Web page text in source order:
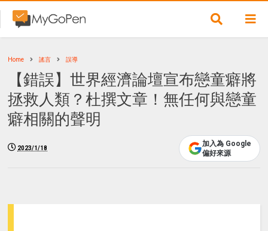
Home 謠言 誤導
【錯誤】世界經濟論壇宣布戀童癖將
拯救人類？杜撰文章！無任何與戀童
癖相關的聲明
2023/1/18
加入為 Google
偏好來源